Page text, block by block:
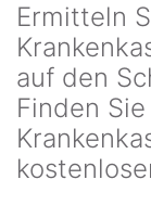
Ermitteln
auf den
Finden